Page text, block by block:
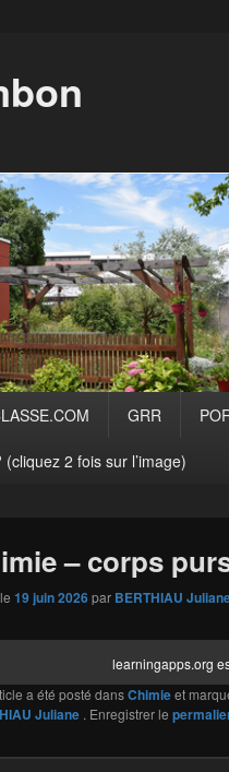
GRR
2 fois sur l’image)
– corps
19 juin 2026par BERTHIAU
learningapps.org
a été posté dansChimieet
Juliane . Enregistrer le